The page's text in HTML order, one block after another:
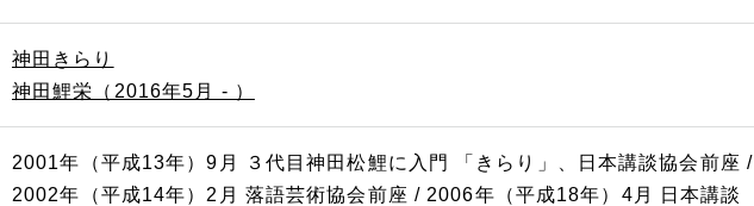
神田きらり
神田鯉栄（2016年5月 - ）
2001年（平成13年）9月 ３代目神田松鯉に入門 「きらり」、日本講談協会前座 /
2002年（平成14年）2月 落語芸術協会前座 / 2006年（平成18年）4月 日本講談